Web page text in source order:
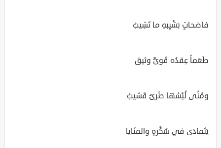
فاضحاتٍ بَشْيِبهِ ما تَشِيبُ
طَعَماً عِقدُه قَوىٌّ وثيق
ومُنًى لُبْسُها طَرىٌ قَشيبُ
يَتَمادَى في سُكْرهِِ والمنَايا